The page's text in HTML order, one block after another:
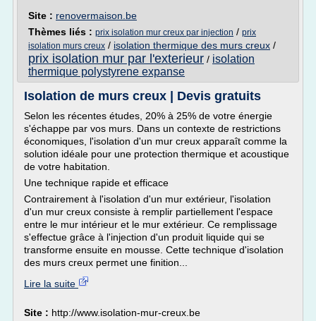
Site : renovermaison.be
Thèmes liés : prix isolation mur creux par injection / prix
isolation murs creux / isolation thermique des murs creux /
prix isolation mur par l'exterieur / isolation
thermique polystyrene expanse
Isolation de murs creux | Devis gratuits
Selon les récentes études, 20% à 25% de votre énergie
s'échappe par vos murs. Dans un contexte de restrictions
économiques, l'isolation d'un mur creux apparaît comme la
solution idéale pour une protection thermique et acoustique
de votre habitation.
Une technique rapide et efficace
Contrairement à l'isolation d'un mur extérieur, l'isolation
d'un mur creux consiste à remplir partiellement l'espace
entre le mur intérieur et le mur extérieur. Ce remplissage
s'effectue grâce à l'injection d'un produit liquide qui se
transforme ensuite en mousse. Cette technique d'isolation
des murs creux permet une finition...
Lire la suite
Site : http://www.isolation-mur-creux.be